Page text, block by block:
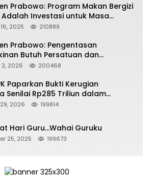
Prabowo: Program Makan Bergizi
Investasi untuk Masa
Bangsa
2025 210889
Prabowo: Pengentasan
Butuh Persatuan dan
yang Bertanggung Jawab
2, 2026 200468
Paparkan Bukti Kerugian
Senilai Rp285 Triliun dalam
Korupsi PT Pertamina
2026 199814
Hari Guru…Wahai Guruku
25, 2025 199673